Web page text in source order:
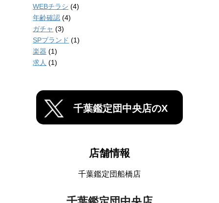
WEBチラシ (4)
年齢確認 (4)
ガチャ (3)
SPブランド (1)
楽器 (1)
求人 (1)
千葉鑑定団中央店のX
店舗情報
千葉鑑定団船橋店